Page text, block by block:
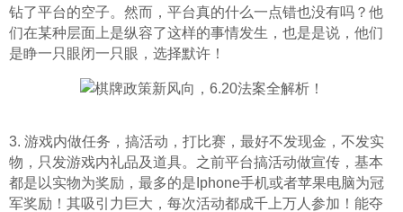
钻了平台的空子。然而，平台真的什么一点错也没有吗？他
们在某种层面上是纵容了这样的事情发生，也是是说，他们
是睁一只眼闭一只眼，选择默许！
3. 游戏内做任务，搞活动，打比赛，最好不发现金，不发实
物，只发游戏内礼品及道具。之前平台搞活动做宣传，基本
都是以实物为奖励，最多的是Iphone手机或者苹果电脑为冠
军奖励！其吸引力巨大，每次活动都成千上万人参加！能夺